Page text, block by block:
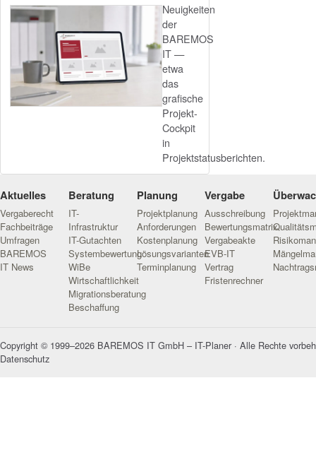
Neuigkeiten
der
BAREMOS
IT —
etwa
das
grafische
Projekt-
Cockpit
in
Projektstatusberichten.
Aktuelles
Vergaberecht
Fachbeiträge
Umfragen
BAREMOS
IT News
Beratung
IT-
Infrastruktur
IT-Gutachten
Systembewertung
WiBe
Wirtschaftlichkeit
Migrationsberatung
Beschaffung
Planung
Projektplanung
Anforderungen
Kostenplanung
Lösungsvarianten
Terminplanung
Vergabe
Ausschreibung
Bewertungsmatrix
Vergabeakte
EVB-IT
Vertrag
Fristenrechner
Copyright © 1999–2026 BAREMOS IT GmbH – IT-Planer · Alle Rechte
Datenschutz